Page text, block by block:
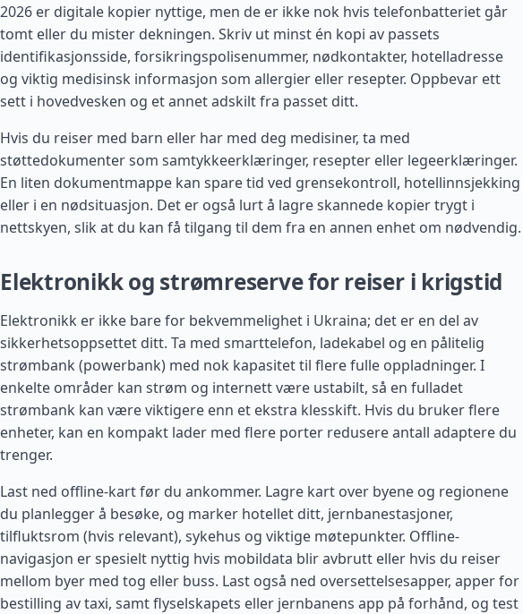
2026 er digitale kopier nyttige, men de er ikke nok hvis telefonbatteriet går
tomt eller du mister dekningen. Skriv ut minst én kopi av passets
identifikasjonsside, forsikringspolisenummer, nødkontakter, hotelladresse
og viktig medisinsk informasjon som allergier eller resepter. Oppbevar ett
sett i hovedvesken og et annet adskilt fra passet ditt.
Hvis du reiser med barn eller har med deg medisiner, ta med
støttedokumenter som samtykkeerklæringer, resepter eller legeerklæringer.
En liten dokumentmappe kan spare tid ved grensekontroll, hotellinnsjekking
eller i en nødsituasjon. Det er også lurt å lagre skannede kopier trygt i
nettskyen, slik at du kan få tilgang til dem fra en annen enhet om nødvendig.
Elektronikk og strømreserve for reiser i krigstid
Elektronikk er ikke bare for bekvemmelighet i Ukraina; det er en del av
sikkerhetsoppsettet ditt. Ta med smarttelefon, ladekabel og en pålitelig
strømbank (powerbank) med nok kapasitet til flere fulle oppladninger. I
enkelte områder kan strøm og internett være ustabilt, så en fulladet
strømbank kan være viktigere enn et ekstra klesskift. Hvis du bruker flere
enheter, kan en kompakt lader med flere porter redusere antall adaptere du
trenger.
Last ned offline-kart før du ankommer. Lagre kart over byene og regionene
du planlegger å besøke, og marker hotellet ditt, jernbanestasjoner,
tilfluktsrom (hvis relevant), sykehus og viktige møtepunkter. Offline-
navigasjon er spesielt nyttig hvis mobildata blir avbrutt eller hvis du reiser
mellom byer med tog eller buss. Last også ned oversettelsesapper, apper for
bestilling av taxi, samt flyselskapets eller jernbanens app på forhånd, og test